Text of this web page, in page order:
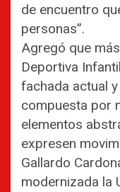
de encuentro
personas”.
Agregó que
Deportiva
fachada actual
compuesta por
elementos
expresen
Gallardo
modernizada la